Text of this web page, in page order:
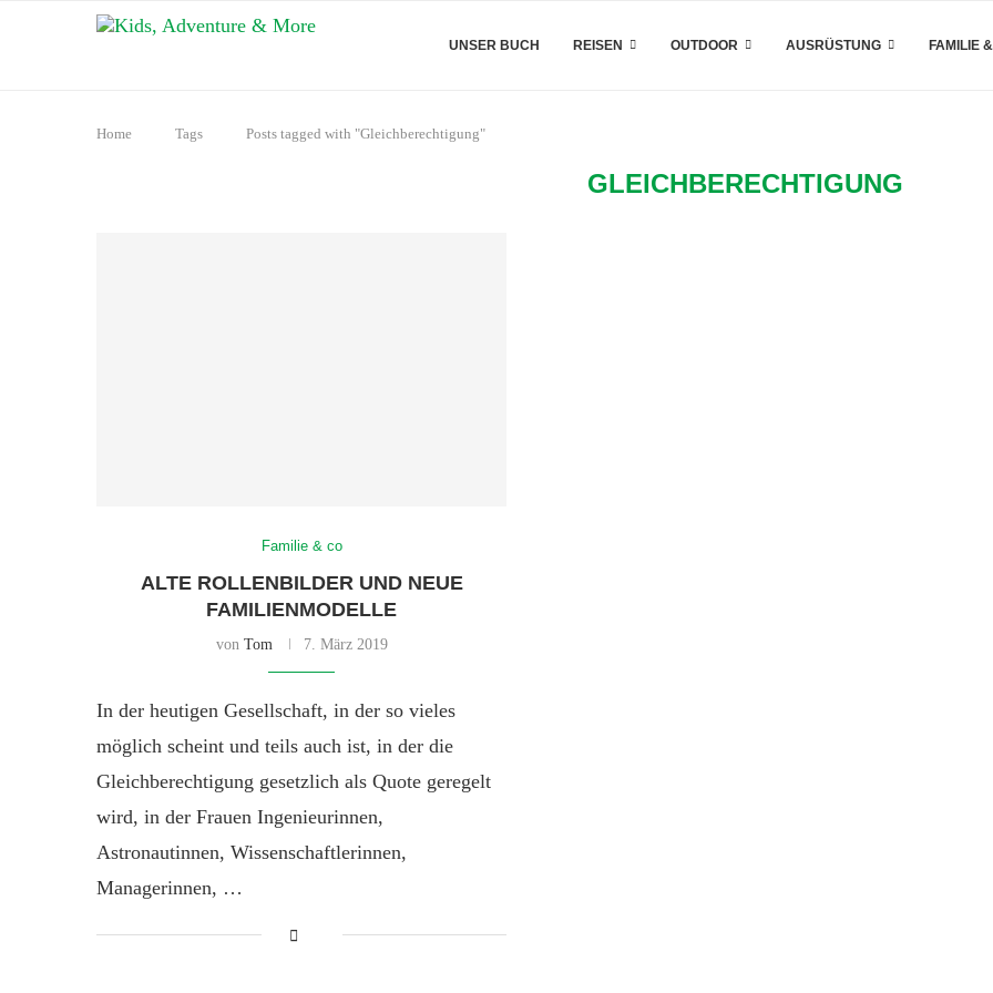
UNSER BUCH REISEN OUTDOOR AUSRÜSTUNG FAMILIE
Home Tags Posts tagged with "Gleichberechtigung"
GLEICHBERECHTIGUNG
Familie & co
ALTE ROLLENBILDER UND NEUE
FAMILIENMODELLE
von Tom 7. März 2019
In der heutigen Gesellschaft, in der so vieles
möglich scheint und teils auch ist, in der die
Gleichberechtigung gesetzlich als Quote geregelt
wird, in der Frauen Ingenieurinnen,
Astronautinnen, Wissenschaftlerinnen,
Managerinnen, …